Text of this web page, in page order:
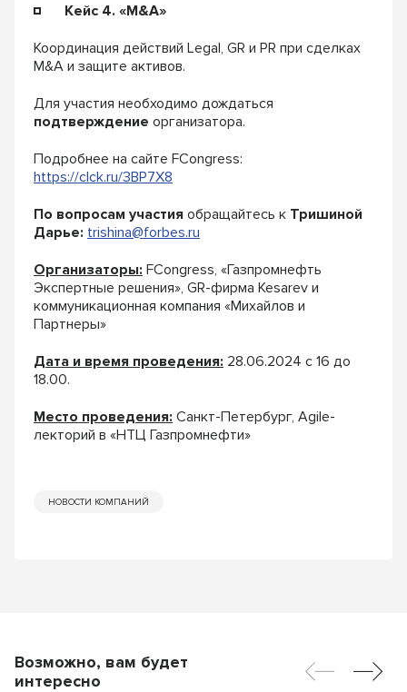
Кейс 4. «M&A»
Координация действий Legal, GR и PR при сделках
М&А и защите активов.
Для участия необходимо дождаться
подтверждение организатора.
Подробнее на сайте FCongress:
https://clck.ru/3BP7X8
По вопросам участия обращайтесь к Тришиной
Дарье: trishina@forbes.ru
Организаторы: FCongress, «Газпромнефть
Экспертные решения», GR-фирма Kesarev и
коммуникационная компания «Михайлов и
Партнеры»
Дата и время проведения: 28.06.2024 с 16 до
18.00.
Место проведения: Санкт-Петербург, Agile-
лекторий в «НТЦ Газпромнефти»
НОВОСТИ КОМПАНИЙ
Возможно, вам будет
интересно